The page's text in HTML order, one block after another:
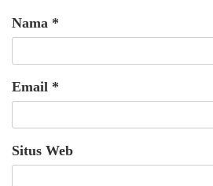
Nama *
Email *
Situs Web